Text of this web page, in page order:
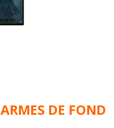
DE FOND